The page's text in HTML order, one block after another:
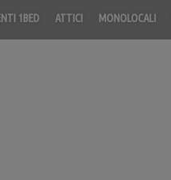
1BED ATTICI MONOLOCALI